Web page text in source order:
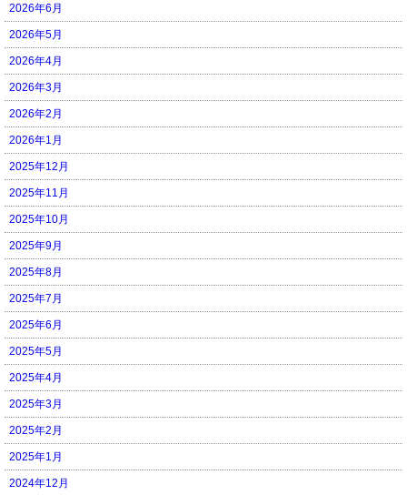
2026年6月
2026年5月
2026年4月
2026年3月
2026年2月
2026年1月
2025年12月
2025年11月
2025年10月
2025年9月
2025年8月
2025年7月
2025年6月
2025年5月
2025年4月
2025年3月
2025年2月
2025年1月
2024年12月